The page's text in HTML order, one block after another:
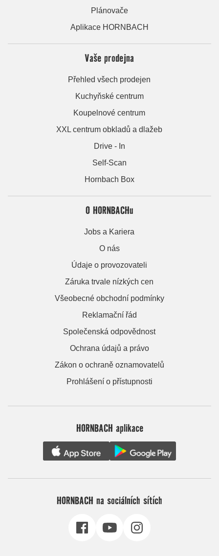
Plánovače
Aplikace HORNBACH
Vaše prodejna
Přehled všech prodejen
Kuchyňské centrum
Koupelnové centrum
XXL centrum obkladů a dlažeb
Drive - In
Self-Scan
Hornbach Box
O HORNBACHu
Jobs a Kariera
O nás
Údaje o provozovateli
Záruka trvale nízkých cen
Všeobecné obchodní podmínky
Reklamační řád
Společenská odpovědnost
Ochrana údajů a právo
Zákon o ochraně oznamovatelů
Prohlášení o přístupnosti
HORNBACH aplikace
HORNBACH na sociálních sítích